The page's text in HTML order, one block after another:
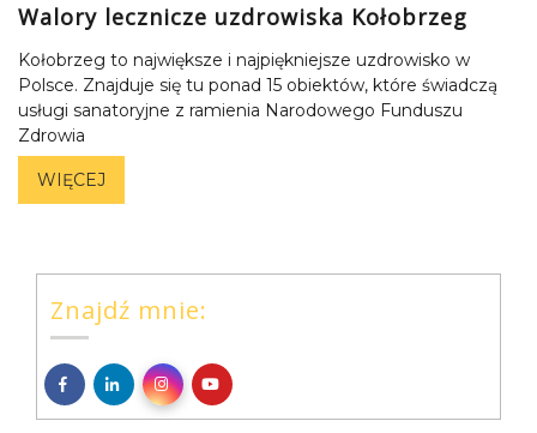
Walory lecznicze uzdrowiska Kołobrzeg
Kołobrzeg to największe i najpiękniejsze uzdrowisko w
Polsce. Znajduje się tu ponad 15 obiektów, które świadczą
usługi sanatoryjne z ramienia Narodowego Funduszu
Zdrowia
WIĘCEJ
Znajdź mnie: